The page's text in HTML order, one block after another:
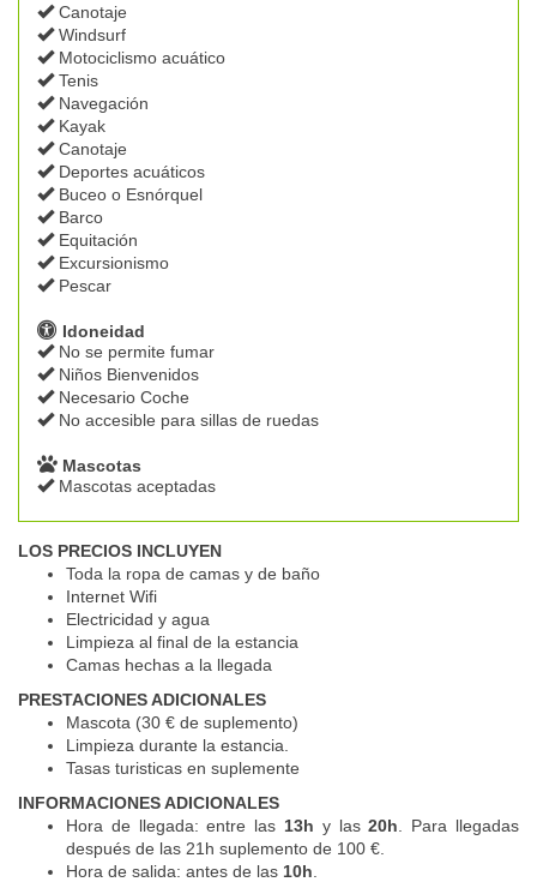
Canotaje
Windsurf
Motociclismo acuático
Tenis
Navegación
Kayak
Canotaje
Deportes acuáticos
Buceo o Esnórquel
Barco
Equitación
Excursionismo
Pescar
Idoneidad
No se permite fumar
Niños Bienvenidos
Necesario Coche
No accesible para sillas de ruedas
Mascotas
Mascotas aceptadas
LOS PRECIOS INCLUYEN
Toda la ropa de camas y de baño
Internet Wifi
Electricidad y agua
Limpieza al final de la estancia
Camas hechas a la llegada
PRESTACIONES ADICIONALES
Mascota (30 € de suplemento)
Limpieza durante la estancia.
Tasas turisticas en suplemente
INFORMACIONES ADICIONALES
Hora de llegada: entre las 13h y las20h . Para llegadas
después de las 21h suplemento de 100 €.
Hora de salida: antes de las 10h